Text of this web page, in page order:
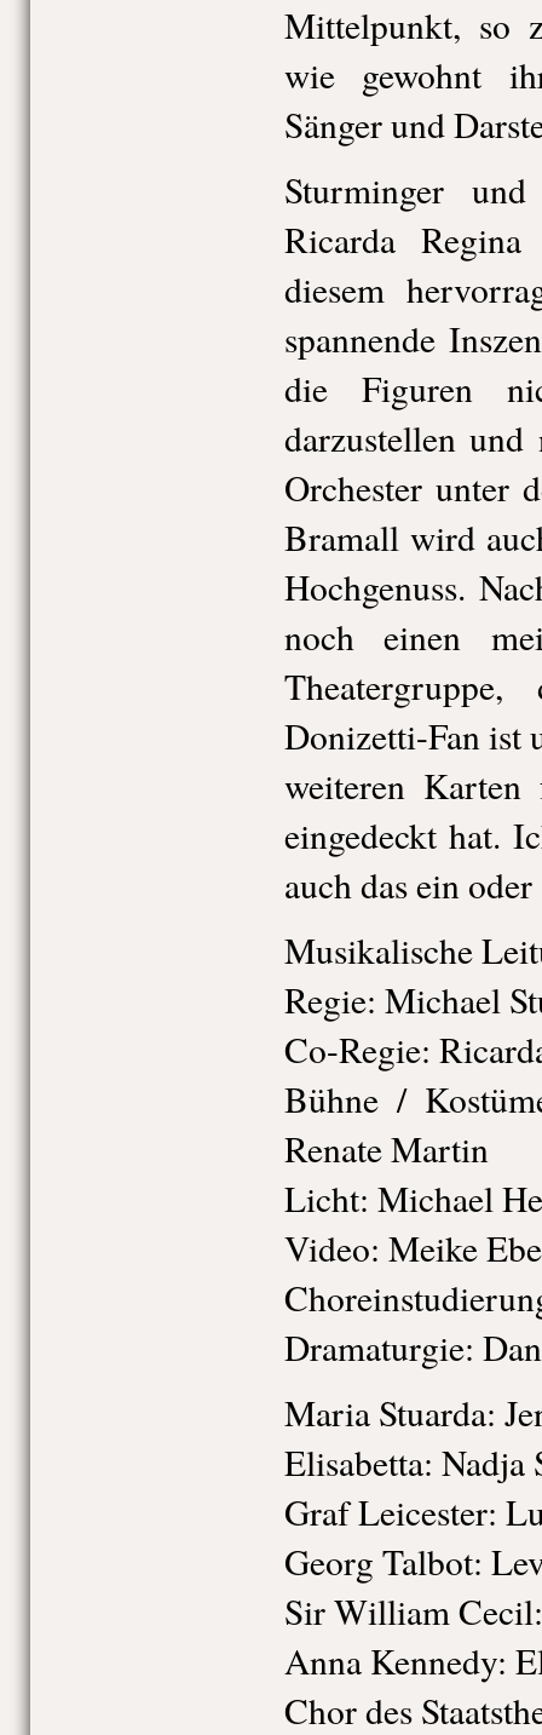
Mittelpunkt, so
wie gewohnt
Sänger und
Sturminger
Ricarda
diesem
spannende
die Figuren
darzustellen
Orchester unter
Bramall wird
Hochgenuss.
noch einen
Donizetti-Fan ist
weiteren Karten
eingedeckt hat.
auch das ein
Musikalische
Regie: Michael
Co-Regie:
Bühne /
Renate Martin
Licht: Michael
Video: Meike
Dramaturgie:
Maria Stuarda:
Elisabetta: Nadja
Graf Leicester:
Georg Talbot:
Sir William
Anna Kennedy:
Chor des